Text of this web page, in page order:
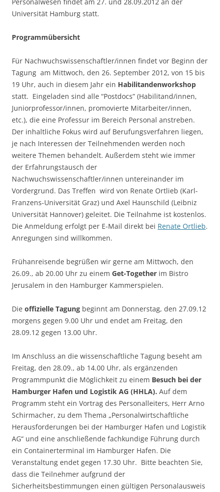
Universität Hamburg statt.
Programmübersicht
Für Nachwuchswissenschaftler/innen findet vor Beginn der
Tagung am Mittwoch, den 26. September 2012, von 15 bis
19 Uhr, auch in diesem Jahr ein Habilitandenworkshop
statt. Eingeladen sind alle “Postdocs” (Habilitand/innen,
Juniorprofessor/innen, promovierte Mitarbeiter/innen,
etc.), die eine Professur im Bereich Personal anstreben.
Der inhaltliche Fokus wird auf Berufungsverfahren liegen,
je nach Interessen der Teilnehmenden werden noch
weitere Themen behandelt. Außerdem steht wie immer
der Erfahrungstausch der
Nachwuchswissenschaftler/innen untereinander im
Vordergrund. Das Treffen wird von Renate Ortlieb (Karl-
Franzens-Universität Graz) und Axel Haunschild (Leibniz
Universität Hannover) geleitet. Die Teilnahme ist kostenlos.
Die Anmeldung erfolgt per E-Mail direkt bei Renate Ortlieb.
Anregungen sind willkommen.
Frühanreisende begrüßen wir gerne am Mittwoch, den
26.09., ab 20.00 Uhr zu einem Get-Together im Bistro
Jerusalem in den Hamburger Kammerspielen.
Die offizielle Tagung beginnt am Donnerstag, den 27.09.12
morgens gegen 9.00 Uhr und endet am Freitag, den
28.09.12 gegen 13.00 Uhr.
Im Anschluss an die wissenschaftliche Tagung beseht am
Freitag, den 28.09., ab 14.00 Uhr, als ergänzenden
Programmpunkt die Möglichkeit zu einem Besuch bei der
Hamburger Hafen und Logistik AG (HHLA). Auf dem
Programm steht ein Vortrag des Personalleiters, Herr Arno
Schirmacher, zu dem Thema „Personalwirtschaftliche
Herausforderungen bei der Hamburger Hafen und Logistik
AG“ und eine anschließende fachkundige Führung durch
ein Containerterminal im Hamburger Hafen. Die
Veranstaltung endet gegen 17.30 Uhr. Bitte beachten Sie,
dass die Teilnehmer aufgrund der
Sicherheitsbestimmungen einen gültigen Personalausweis